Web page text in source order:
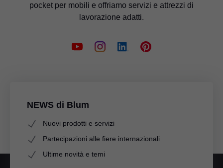
pocket per mobili e offriamo servizi e attrezzi di
lavorazione adatti.
NEWS di Blum
Nuovi prodotti e servizi
Partecipazioni alle fiere internazionali
Ultime novità e temi